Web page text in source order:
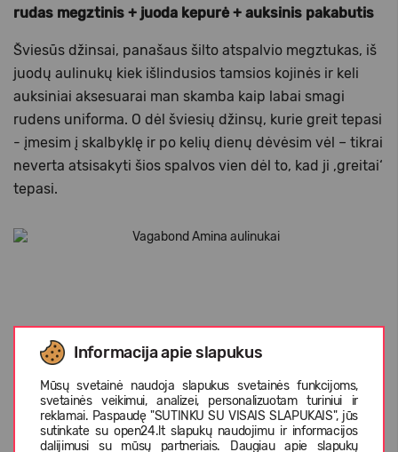
Informacija apie slapukus
Mūsų svetainė naudoja slapukus svetainės funkcijoms,
svetainės veikimui, analizei, personalizuotam turiniui ir
reklamai. Paspaudę "SUTINKU SU VISAIS SLAPUKAIS", jūs
sutinkate su open24.lt slapukų naudojimu ir informacijos
dalijimusi su mūsų partneriais. Daugiau apie slapukų
rudas megztinis + juoda kepurė + auksinis pakabutis
Šviesūs džinsai, panašaus šilto atspalvio megztukas, iš
juodų aulinukų kiek išlindusios tamsios kojinės ir keli
auksiniai aksesuarai man skamba kaip labai smagi
rudens uniforma. O dėl šviesių džinsų, kurie greit tepasi
- įmesim į skalbyklę ir po kelių dienų dėvėsim vėl – tikrai
neverta atsisakyti šios spalvos vien dėl to, kad ji ‚greitai‘
tepasi.